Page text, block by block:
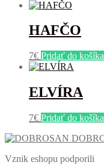
HAFČO
7€ Pridať do košíka
ELVÍRA
7€ Pridať do košíka
Vznik eshopu podporili